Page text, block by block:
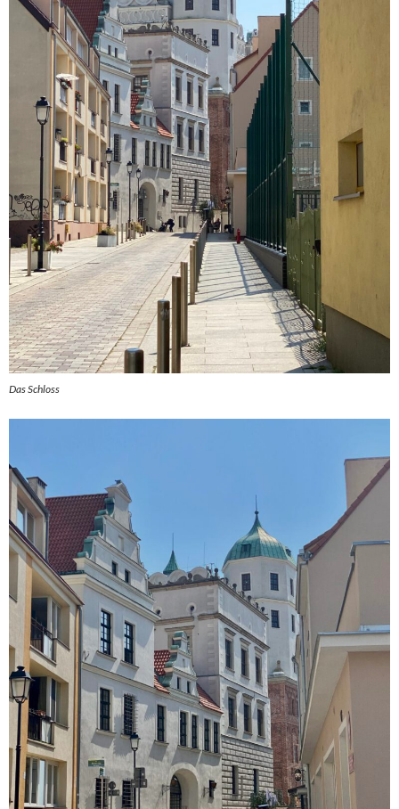
Das Schloss